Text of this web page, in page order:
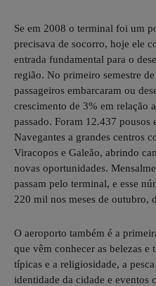
Se em 2008 o terminal foi um
precisava de socorro, hoje ele
entrada fundamental para o
região. No primeiro semestre
passageiros embarcaram ou
crescimento de 3% em relação
passado. Foram 12.437 pousos
Navegantes a grandes centros
Viracopos e Galeão, abrindo
novas oportunidades.
passam pelo terminal, e esse
220 mil nos meses de outubro,
O aeroporto também é a
que vêm conhecer as belezas e
típicas e a religiosidade, a
identidade da cidade e eventos